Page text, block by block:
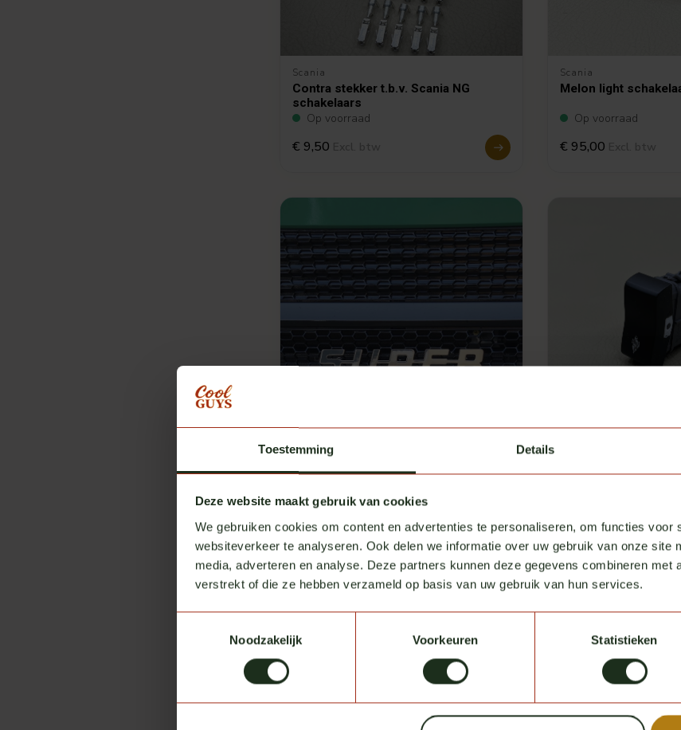
Toestemming Details
Deze website maakt gebruik van cookies
We gebruiken cookies om content en advertenties te personaliseren, om functies voor
websiteverkeer te analyseren. Ook delen we informatie over uw gebruik van onze site
media, adverteren en analyse. Deze partners kunnen deze gegevens combineren met
verstrekt of die ze hebben verzameld op basis van uw gebruik van hun services.
Noodzakelijk
Voorkeuren Statistieken
Scania
Contra stekker t.b.v. Scania NG
schakelaars
Op voorraad
€ 9,50
Scania
Melon light
Op voorraad
€ 95,00
Scania
Scania SUPER embleem gepolijst
Op voorraad
€ 70,00 Excl. btw
Michelinpop
€ 95,00 Excl. btw
Staat het door jouw gewenste
Neem even contact met ons op en we regelen het
Neem contact met ons op